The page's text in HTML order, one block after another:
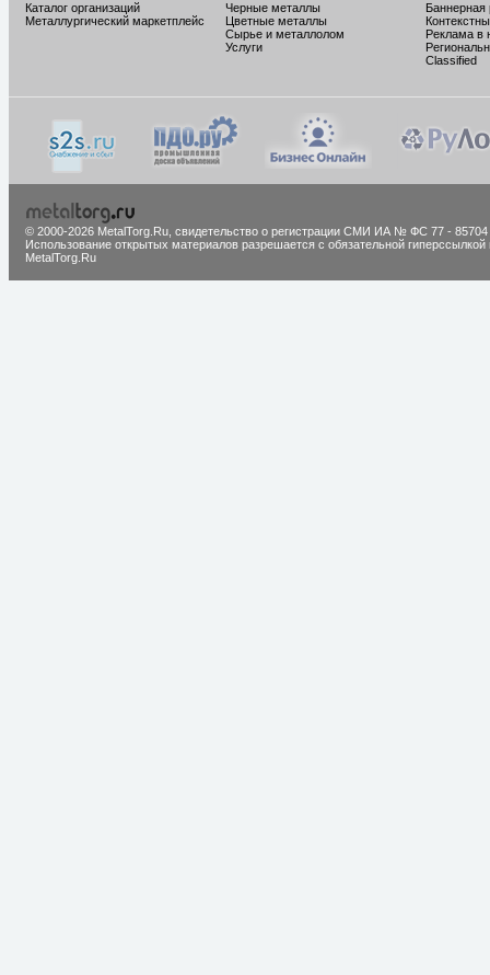
Каталог организаций
Металлургический маркетплейс
Черные металлы
Цветные металлы
Сырье и металлолом
Услуги
Баннерная
Реклама в
Classified
© 2000-2026 MetalTorg.Ru, cвидетельство о регистрации СМИ ИА № ФС 77 - 85704
Использование открытых материалов разрешается с обязательной гиперссылкой
MetalTorg.Ru